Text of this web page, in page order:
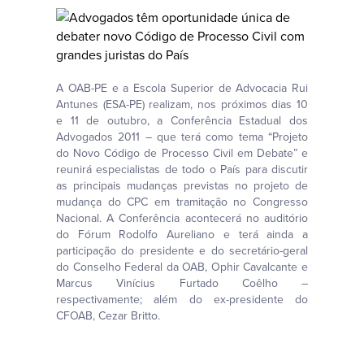
A OAB-PE e a Escola Superior de Advocacia Rui
Antunes (ESA-PE) realizam, nos próximos dias 10
e 11 de outubro, a Conferência Estadual dos
Advogados 2011 – que terá como tema “Projeto
do Novo Código de Processo Civil em Debate” e
reunirá especialistas de todo o País para discutir
as principais mudanças previstas no projeto de
mudança do CPC em tramitação no Congresso
Nacional. A Conferência acontecerá no auditório
do Fórum Rodolfo Aureliano e terá ainda a
participação do presidente e do secretário-geral
do Conselho Federal da OAB, Ophir Cavalcante e
Marcus Vinícius Furtado Coêlho –
respectivamente; além do ex-presidente do
CFOAB, Cezar Britto.